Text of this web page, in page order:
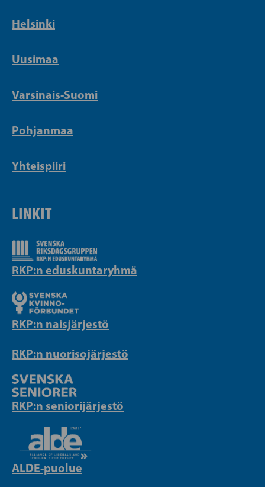
Helsinki
Uusimaa
Varsinais-Suomi
Pohjanmaa
Yhteispiiri
LINKIT
RKP:n eduskuntaryhmä
RKP:n naisjärjestö
RKP:n nuorisojärjestö
RKP:n seniorijärjestö
ALDE-puolue